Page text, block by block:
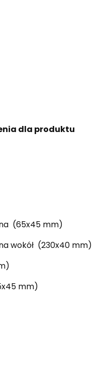
dla produktu
(65x45 mm)
wokół (230x40 mm)
mm)